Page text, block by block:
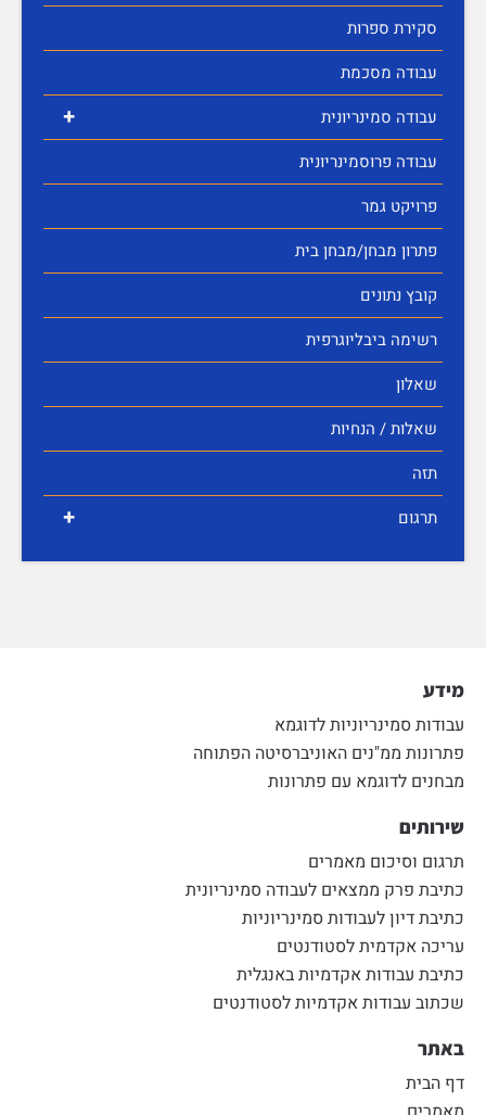
סקירת ספרות
עבודה מסכמת
+
עבודה סמינריונית
עבודה פרוסמינריונית
פרויקט גמר
פתרון מבחן/מבחן בית
קובץ נתונים
רשימה ביבליוגרפית
שאלון
שאלות / הנחיות
תזה
+ תרגום
מידע
עבודות סמינריוניות לדוגמא
פתרונות ממ"נים האוניברסיטה הפתוחה
מבחנים לדוגמא עם פתרונות
שירותים
תרגום וסיכום מאמרים
כתיבת פרק ממצאים לעבודה סמינריונית
כתיבת דיון לעבודות סמינריוניות
עריכה אקדמית לסטודנטים
כתיבת עבודות אקדמיות באנגלית
שכתוב עבודות אקדמיות לסטודנטים
באתר
דף הבית